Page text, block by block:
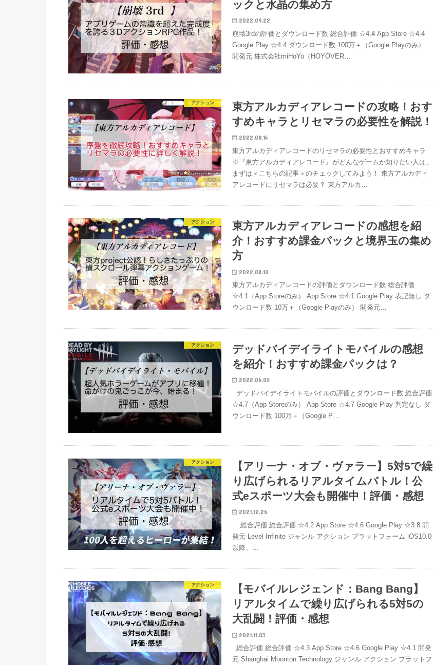
ックと水晶の集め方
2022.09.22
崩壊3rdの評価とダウンロード数 総合評価 ☆4.4 App Store ☆4.4
Google Play ☆4.4 ダウンロード数 100万＋（Google Playのみ）
開発元 株式会社miHoYo（HOYOVER…
アクション
東方アルカディアレコードの攻略！おす
すめキャラとリセマラの必要性を解説！
2022.08.14
東方アルカディアレコードのリセマラの必要性とおすすめキャラ
※『東方アルカディアレコード』がどんなゲームか知りたい人は、
まずは＜こちらの記事＞のチェックしてみよう！ 東方アルカディ
アレコードにリセマラは必要？ 東方アルカ…
アクション
東方アルカディアレコードの感想を紹
介！おすすめ課金パックと境界玉の集め
方
2022.08.10
東方アルカディアレコードの評価とダウンロード数 総合評価
☆4.1（App Storeのみ） App Store ☆4.1 Google Play 表記無し ダ
ウンロード数 10万＋（Google Playのみ） 開発元…
アクション
デッドバイデイライトモバイルの感想
を紹介！おすすめ課金パックは？
2022.06.05
デッドバイデイライトモバイルの評価とダウンロード数 総合評価
☆4.7（App Storeのみ） App Store ☆4.7 Google Play 判定なし ダ
ウンロード数 100万＋（Google P…
アクション
【アリーナ・オブ・ヴァラー】5対5で繰
り広げられるリアルタイムバトル！公
式eスポーツ大会も開催中！評価・感想
2021.12.26
総合評価 総合評価 ☆4.2 App Store ☆4.6 Google Play ☆3.8 開
発元 Level Infinite ジャンル アクション プラットフォーム iOS10.0
以降、…
アクション
【モバイルレジェンド：Bang Bang】
リアルタイムで繰り広げられる5対5の
大乱闘！評価・感想
2021.11.03
総合評価 総合評価 ☆4.3 App Store ☆4.6 Google Play ☆4.1 開発
元 Shanghai Moonton Technology ジャンル アクション プラットフ